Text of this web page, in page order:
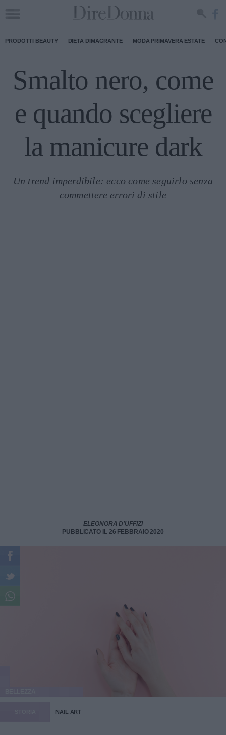
PRODOTTI BEAUTY DIETA DIMAGRANTE MODA PRIMAVERA ESTATE
Smalto nero, come
e quando scegliere
la manicure dark
Un trend imperdibile: ecco come seguirlo senza
commettere errori di stile
ELEONORA D'UFFIZI
PUBBLICATO IL 26 FEBBRAIO 2020
NAIL ART